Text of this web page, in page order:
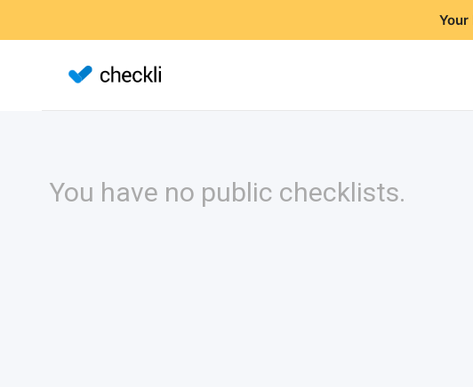
Your
You have no public checklists.